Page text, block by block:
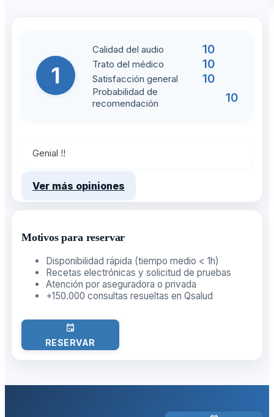
1
Calidad del audio 10
Trato del médico 10
Satisfacción general 10
Probabilidad de
recomendación
10
Genial !!
Ver más opiniones
Motivos para reservar
Disponibilidad rápida (tiempo medio < 1h)
Recetas electrónicas y solicitud de pruebas
Atención por aseguradora o privada
+150.000 consultas resueltas en Qsalud
RESERVAR